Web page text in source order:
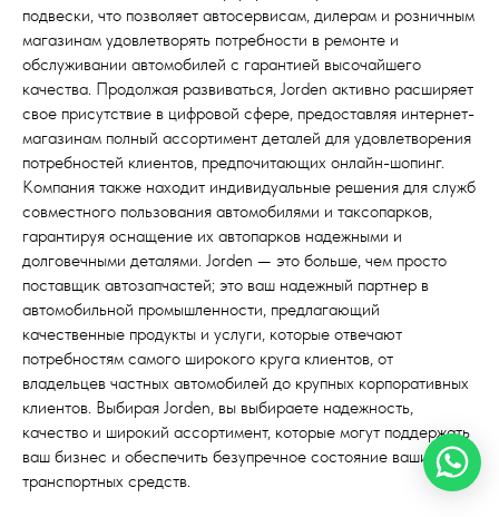
подвески, что позволяет автосервисам, дилерам и розничным
магазинам удовлетворять потребности в ремонте и
обслуживании автомобилей с гарантией высочайшего
качества. Продолжая развиваться, Jorden активно расширяет
свое присутствие в цифровой сфере, предоставляя интернет-
магазинам полный ассортимент деталей для удовлетворения
потребностей клиентов, предпочитающих онлайн-шопинг.
Компания также находит индивидуальные решения для служб
совместного пользования автомобилями и таксопарков,
гарантируя оснащение их автопарков надежными и
долговечными деталями. Jorden — это больше, чем просто
поставщик автозапчастей; это ваш надежный партнер в
автомобильной промышленности, предлагающий
качественные продукты и услуги, которые отвечают
потребностям самого широкого круга клиентов, от
владельцев частных автомобилей до крупных корпоративных
клиентов. Выбирая Jorden, вы выбираете надежность,
качество и широкий ассортимент, которые могут поддержать
ваш бизнес и обеспечить безупречное состояние ваших
транспортных средств.